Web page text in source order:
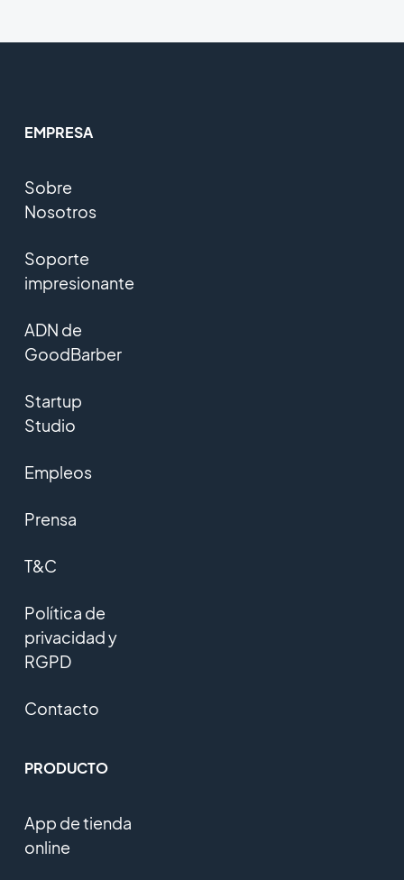
EMPRESA
Sobre
Nosotros
Soporte
impresionante
ADN de
GoodBarber
Startup
Studio
Empleos
Prensa
T&C
Política de
privacidad y
RGPD
Contacto
PRODUCTO
App de tienda
online